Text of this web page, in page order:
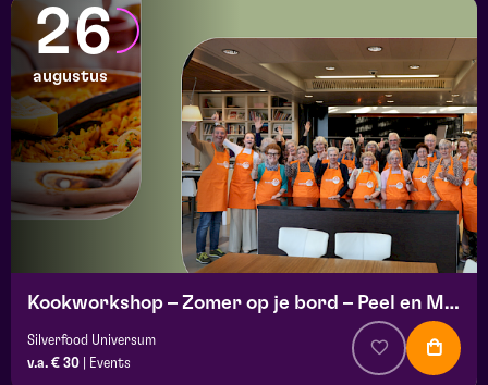
26
augustus
Kookworkshop – Zomer op je bord – Peel en Maas
Silverfood Universum
v.a. € 30
Events